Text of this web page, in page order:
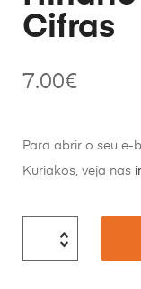
Cifras
7.00€
Para abrir o seu e-
Kuriakos, veja nas